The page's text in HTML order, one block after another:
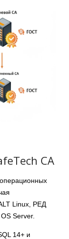
CA
Linux, РЕД
Server.
14+ и